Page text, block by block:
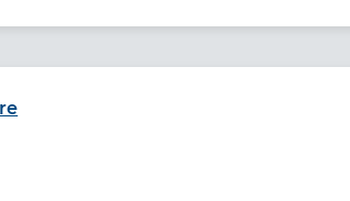
de santé